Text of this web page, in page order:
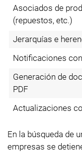
Asociados de
(repuestos, etc.)
Jerarquías e
Notificaciones
Generación de
PDF
Actualizaciones
En la búsqueda de
empresas se